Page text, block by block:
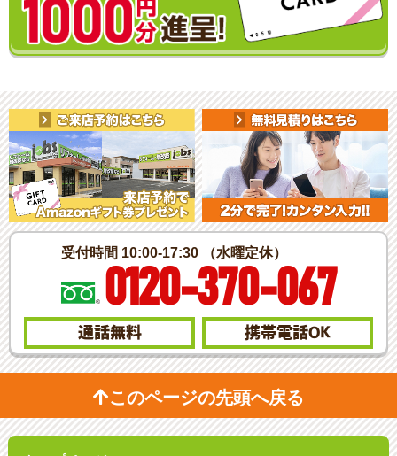
受付時間 10:00-17:30 （水曜定休）
0120-370-067
通話無料 携帯電話OK
このページの先頭へ戻る